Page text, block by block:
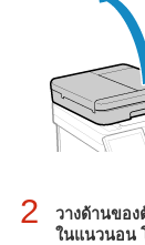
2
วางด้านขอ
ในแนวนอน